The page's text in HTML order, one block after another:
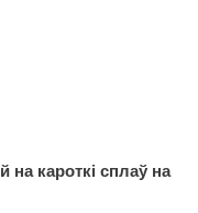
на кароткі сплаў на